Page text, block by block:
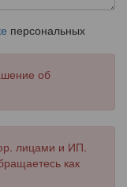
персональных
об
лицами и ИП.
как